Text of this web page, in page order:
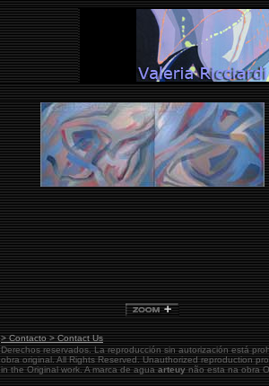
> Contacto > Contact Us
Derechos reservados. La reproducción sin autorización está
obra original.All Rights Reserved. Unauthorized reproduction
in the Original work. A marca de aguaarteuynão esta na obra